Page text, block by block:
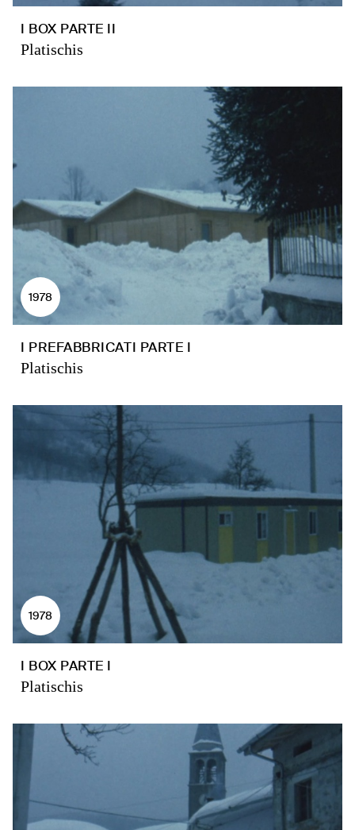
I BOX PARTE II
Platischis
1978
I PREFABBRICATI PARTE I
Platischis
1978
I BOX PARTE I
Platischis